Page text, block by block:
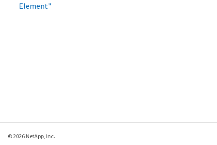
Element"
© 2026 NetApp, Inc.